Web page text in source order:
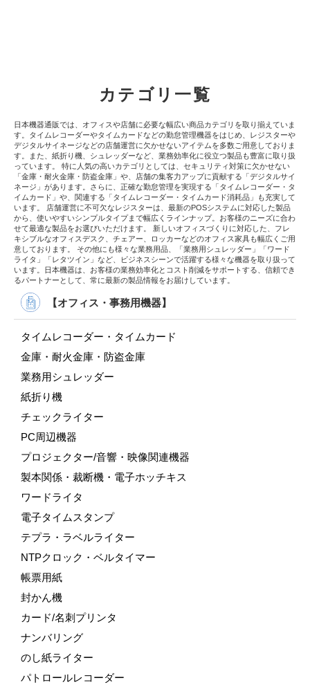
カテゴリ一覧
日本機器通販では、オフィスや店舗に必要な幅広い商品カテゴリを取り揃えていま
す。タイムレコーダーやタイムカードなどの勤怠管理機器をはじめ、レジスターや
デジタルサイネージなどの店舗運営に欠かせないアイテムを多数ご用意しておりま
す。また、紙折り機、シュレッダーなど、業務効率化に役立つ製品も豊富に取り扱
っています。 特に人気の高いカテゴリとしては、セキュリティ対策に欠かせない
「金庫・耐火金庫・防盗金庫」や、店舗の集客力アップに貢献する「デジタルサイ
ネージ」があります。さらに、正確な勤怠管理を実現する「タイムレコーダー・タ
イムカード」や、関連する「タイムレコーダー・タイムカード消耗品」も充実して
います。 店舗運営に不可欠なレジスターは、最新のPOSシステムに対応した製品
から、使いやすいシンプルタイプまで幅広くラインナップ。お客様のニーズに合わ
せて最適な製品をお選びいただけます。 新しいオフィスづくりに対応した、フレ
キシブルなオフィスデスク、チェアー、ロッカーなどのオフィス家具も幅広くご用
意しております。 その他にも様々な業務用品、「業務用シュレッダー」「ワード
ライタ」「レタツイン」など、ビジネスシーンで活躍する様々な機器を取り扱って
います。日本機器は、お客様の業務効率化とコスト削減をサポートする、信頼でき
るパートナーとして、常に最新の製品情報をお届けしています。
【オフィス・事務用機器】
タイムレコーダー・タイムカード
金庫・耐火金庫・防盗金庫
業務用シュレッダー
紙折り機
チェックライター
PC周辺機器
プロジェクター/音響・映像関連機器
製本関係・裁断機・電子ホッチキス
ワードライタ
電子タイムスタンプ
テプラ・ラベルライター
NTPクロック・ベルタイマー
帳票用紙
封かん機
カード/名刺プリンタ
ナンバリング
のし紙ライター
パトロールレコーダー